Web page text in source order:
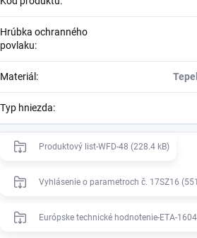
Hrúbka ochranného
povlaku:
Materiál :
Typ hniezda:
Produktový list-WFD-48 (228.4 kB)
Vyhlásenie o parametroch č. 17SZ16
Európske technické hodnotenie-ETA-